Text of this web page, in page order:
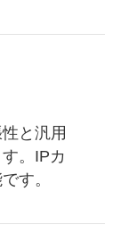
と汎用
。IPカ
す。